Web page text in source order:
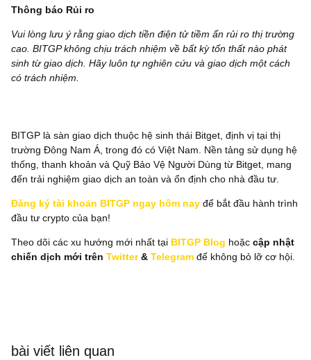
Thông báo Rủi ro
Vui lòng lưu ý rằng giao dịch tiền điện tử tiềm ẩn rủi ro thị trường
cao. BITGP không chịu trách nhiệm về bất kỳ tổn thất nào phát
sinh từ giao dịch. Hãy luôn tự nghiên cứu và giao dịch một cách
có trách nhiệm.
BITGP là sàn giao dịch thuộc hệ sinh thái Bitget, định vị tại thị
trường Đông Nam Á, trong đó có Việt Nam. Nền tảng sử dụng hệ
thống, thanh khoản và Quỹ Bảo Vệ Người Dùng từ Bitget, mang
đến trải nghiệm giao dịch an toàn và ổn định cho nhà đầu tư.
Đăng ký tài khoản BITGP ngay hôm nay để bắt đầu hành trình
đầu tư crypto của bạn!
Theo dõi các xu hướng mới nhất tại BITGP Blog hoặc cập nhật
chiến dịch mới trên Twitter & Telegram để không bỏ lỡ cơ hội.
bài viết liên quan